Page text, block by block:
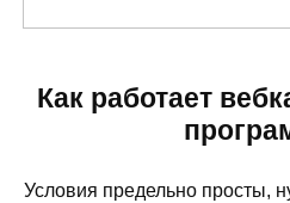
Как работает
Условия предельно просты,